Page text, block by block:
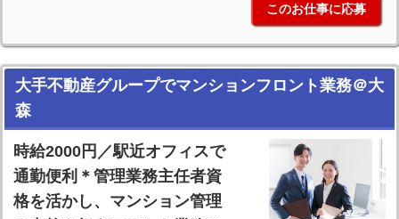
このお仕事に応募
大手不動産グループでマンションフロント業務＠大
森
時給2000円／駅近オフィスで
通勤便利＊管理業務主任者資
格を活かし、マンション管理